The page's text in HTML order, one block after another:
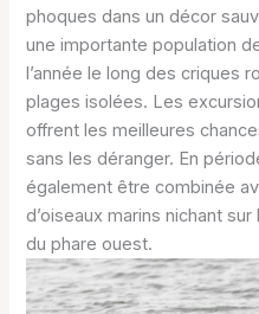
phoques dans un décor
une importante population
l’année le long des criques
plages isolées. Les
offrent les meilleures
sans les déranger. En
également être combinée
d’oiseaux marins nichant
du phare ouest.